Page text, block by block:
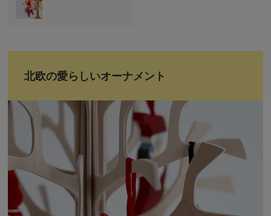
北欧の愛らしいオーナメント